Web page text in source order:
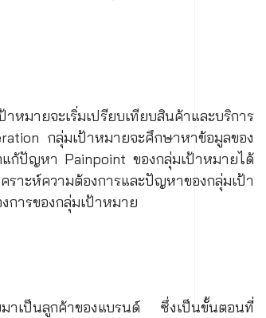
หมายจะเริ่มเปรียบเทียบสินค้าและบริการ
กลุ่มเป้าหมายจะศึกษาหาข้อมูลของ
แก้ปัญหา Painpoint ของกลุ่มเป้าหมายได้
ะห์ความต้องการและปัญหาของกลุ่มเป้า
การของกลุ่มเป้าหมาย
าเป็นลูกค้าของแบรนด์ ซึ่งเป็นขั้นตอนที่